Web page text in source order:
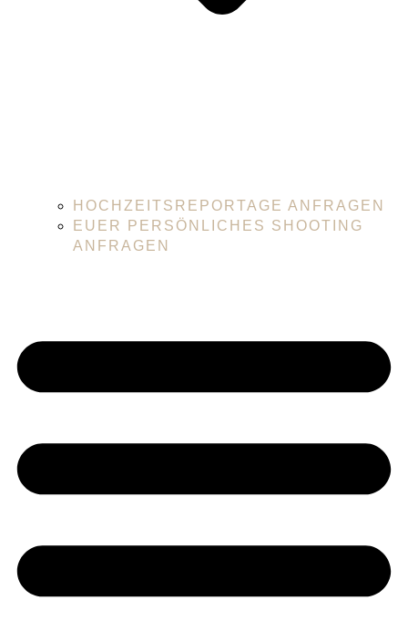
HOCHZEITSREPORTAGE ANFRAGEN
EUER PERSÖNLICHES SHOOTING
ANFRAGEN